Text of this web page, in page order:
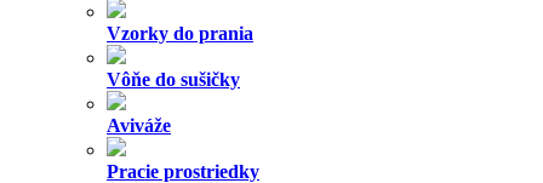
Vzorky do prania
Vôňe do sušičky
Aviváže
Pracie prostriedky